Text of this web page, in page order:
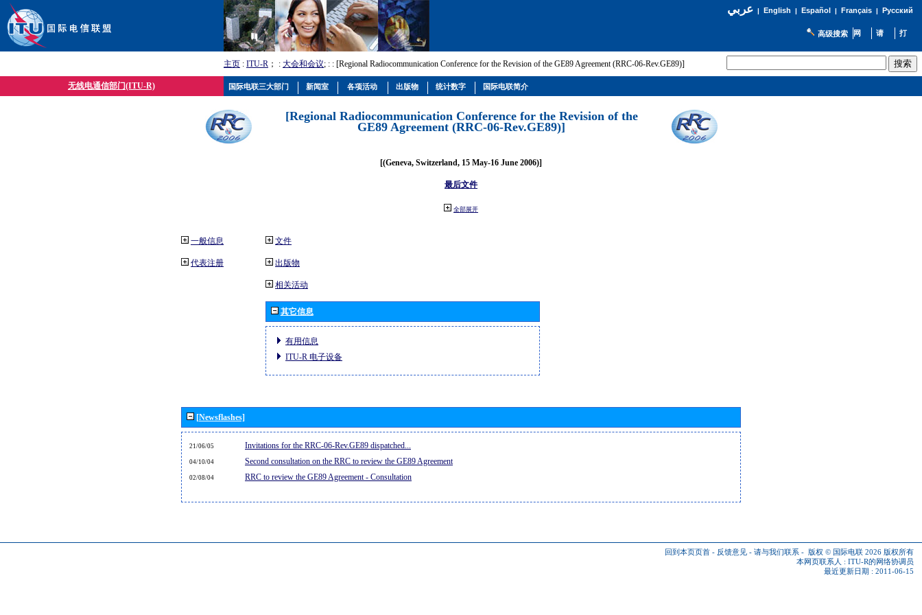
عربي| English | Español | Français| Русский
高级搜索
主页 : ITU-R ； : 大会和会议; : : [Regional Radiocommunication Conference for the Revision of the GE89 Agreement (RRC-06-Rev.GE89)]
无线电通信部门(ITU-R)
[Regional Radiocommunication Conference for the Revision of the
GE89 Agreement (RRC-06-Rev.GE89)]
[(Geneva, Switzerland, 15 May-16 June 2006)]
最后文件
全部展开
一般信息
代表注册
文件
出版物
相关活动
其它信息
有用信息
ITU-R 电子设备
[Newsflashes]
21/06/05 Invitations for the RRC-06-Rev.GE89 dispatched...
04/10/04 Second consultation on the RRC to review the GE89 Agreement
02/08/04 RRC to review the GE89 Agreement - Consultation
回到本页页首 - 反馈意见 - 请与我们联系 - 版权 © 国际电联 2026 版权所有
本网页联系人 : ITU-R的网络协调员
最近更新日期 : 2011-06-15
国际电联三大部门 新闻室 各项活动 出版物 统计数字 国际电联简介